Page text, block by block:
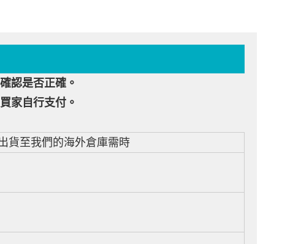
認是否正確。
家自行支付。
貨至我們的海外倉庫需時